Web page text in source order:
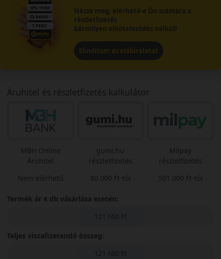
Nézze meg, elérhető-e Ön számára a
részletfizetés
bármilyen elköteleződés nélkül!
Elindítom az előbírálatot
Áruhitel és részletfizetés kalkulátor
MBH Online
Áruhitel
Nem elérhető
gumi.hu
részletfizetés
80 000 Ft-tól
Milpay
részletfizetés
501 000 Ft-tól
Termék ár 4 db vásárlása esetén:
121 160 Ft
Teljes viszafizetendő összeg:
121 160 Ft